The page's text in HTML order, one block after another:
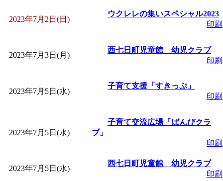
～」 受付期間：～
2026/07/10～2026/08/
「子育て交流広場「
間：2026/07/13～
子育て交流広場「
間：2026/08/10～2026/
2023年7月2日(日)
ウクレレの集いスペシャル2023
印刷
2023年7月3日(月)
西七日町児童館 幼児クラブ
印刷
2023年7月5日(水)
子育て支援「すきっぷ」
印刷
2023年7月5日(水)
子育て交流広場「ばんびクラ
ブ」
印刷
2023年7月5日(水)
西七日町児童館 幼児クラブ
印刷